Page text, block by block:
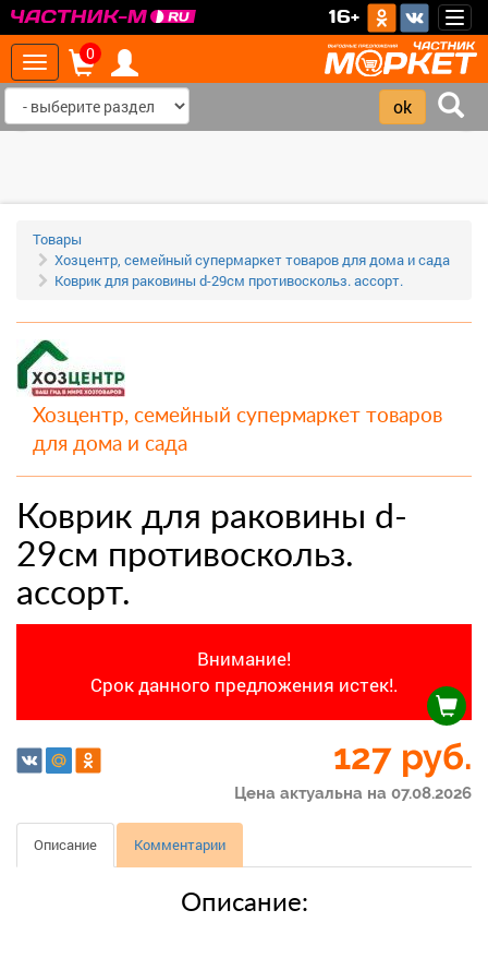
16+
Toggle
navigation
0
Товары
Хозцентр, семейный супермаркет товаров для дома и сада
Коврик для раковины d-29см противоскольз. ассорт.
Хозцентр, семейный супермаркет товаров
для дома и сада
Коврик для раковины d-
29см противоскольз.
ассорт.
Внимание!
Срок данного предложения истек!.
127 руб.
Цена актуальна на 07.08.2026
Описание Комментарии
Описание:
‹ ›